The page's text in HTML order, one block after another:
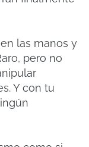
las manos y
pero no
Y con tu